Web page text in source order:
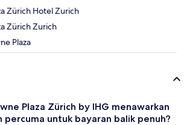
Zürich Hotel Zurich
Zürich Zurich
Plaza
Plaza Zürich by IHG menawarkan
percuma untuk bayaran balik penuh?